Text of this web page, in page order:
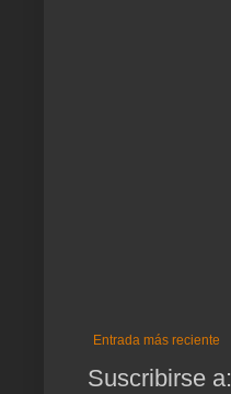
Entrada más reciente
Suscribirse a: